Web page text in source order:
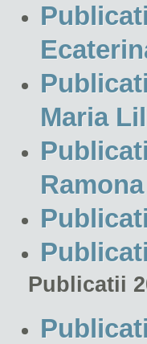
Maria
Ramona
Publicatii